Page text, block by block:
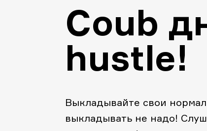
Coub
hustle!
Выкладывайте свои
выкладывать не надо!